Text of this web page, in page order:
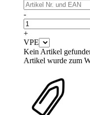
-
+
VPE
Kein Artikel
Artikel wurde zum